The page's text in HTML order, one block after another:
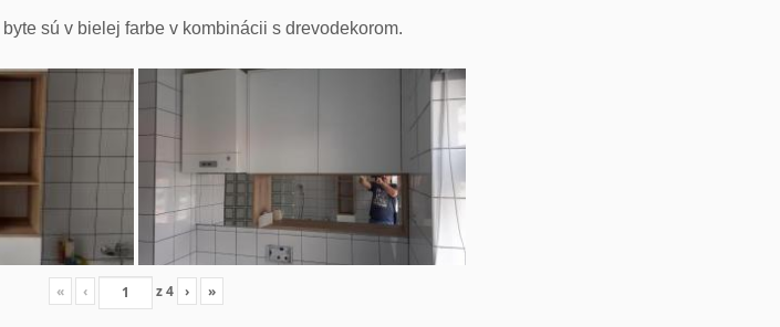
sú v bielej farbe v kombinácii s drevodekorom.
« ‹ z4 › »